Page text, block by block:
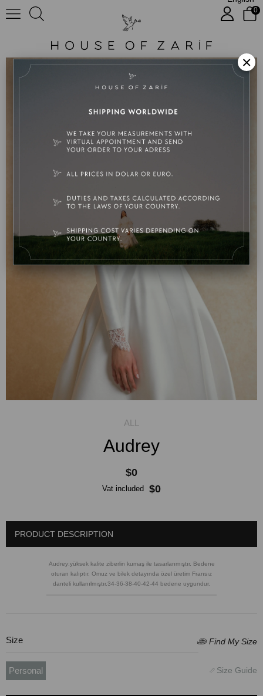
0
Audrey
$0
Vat included $0
PRODUCT DESCRIPTION
Audrey:yüksek kalite ziberlin kumaş ile tasarlanmıştır. Bedene
oturan kalıptır. Omuz ve bilek detayında özel üretim Fransız
danteli kullanılmıştır.34-36-38-40-42-44 bedene uygundur.
Size
Personal
×